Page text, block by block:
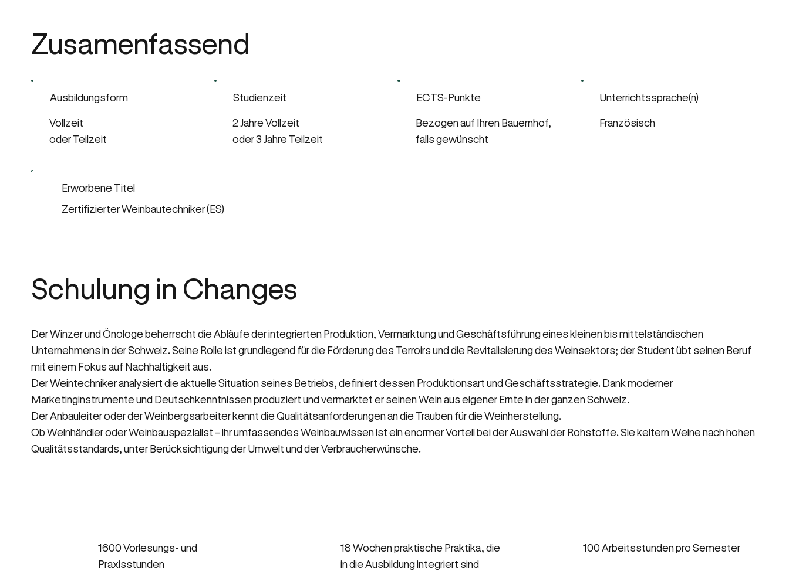
Zusamenfassend
Ausbildungsform
Vollzeit
oder Teilzeit
Studienzeit
2 Jahre Vollzeit
oder 3 Jahre Teilzeit
ECTS-Punkte
Bezogen auf Ihren Bauernhof,
falls gewünscht
Unterrichtssprache(n)
Französisch
Erworbene Titel
Zertifizierter Weinbautechniker (ES)
Schulung in Changes
Der Winzer und Önologe beherrscht die Abläufe der integrierten Produktion, Vermarktung und Geschäftsführung eines kleinen bis mittelständischen
Unternehmens in der Schweiz. Seine Rolle ist grundlegend für die Förderung des Terroirs und die Revitalisierung des Weinsektors; der Student übt seinen Beruf
mit einem Fokus auf Nachhaltigkeit aus.
Der Weintechniker analysiert die aktuelle Situation seines Betriebs, definiert dessen Produktionsart und Geschäftsstrategie. Dank moderner
Marketinginstrumente und Deutschkenntnissen produziert und vermarktet er seinen Wein aus eigener Ernte in der ganzen Schweiz.
Der Anbauleiter oder der Weinbergsarbeiter kennt die Qualitätsanforderungen an die Trauben für die Weinherstellung.
Ob Weinhändler oder Weinbauspezialist – ihr umfassendes Weinbauwissen ist ein enormer Vorteil bei der Auswahl der Rohstoffe. Sie keltern Weine nach hohen
Qualitätsstandards, unter Berücksichtigung der Umwelt und der Verbraucherwünsche.
1600 Vorlesungs- und
Praxisstunden
18 Wochen praktische Praktika, die
in die Ausbildung integriert sind
100 Arbeitsstunden pro Semester